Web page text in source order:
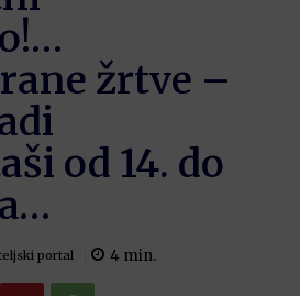
žrtve –
od 14. do
portal 4 min.